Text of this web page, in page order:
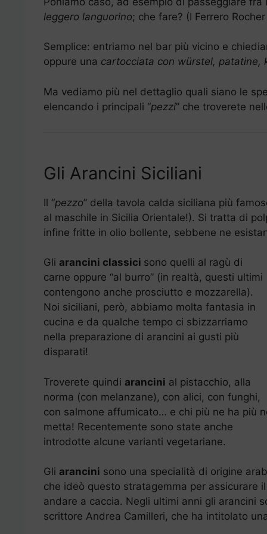
leggero languorino; che fare? (I Ferrero
Semplice: entriamo nel bar più vicino e
oppure una cartocciata con würstel, patatine,
Ma vediamo più nel dettaglio quali siano le
elencando i principali “pezzi” che troverete
Gli Arancini Siciliani
Il “pezzo” della tavola calda siciliana più
al maschile in Sicilia Orientale!). Si tratta di
infine fritte in olio bollente, sebbene ne
Gli arancini classici sono quelli al ragù di
carne oppure “al burro” (in realtà, questi ultimi
contengono anche prosciutto e mozzarella).
Noi siciliani, però, abbiamo molta fantasia in
cucina e da qualche tempo ci sbizzarriamo
nella preparazione di arancini ai gusti più
disparati!
Troverete quindi arancini al pistacchio, alla
norma (con melanzane), con alici, con funghi,
con salmone affumicato… e chi più ne ha più
metta! Recentemente sono state anche
introdotte alcune varianti vegetariane.
Gli arancini sono una specialità di origine
che ideò questo stratagemma per assicurare
andare a caccia. Negli ultimi anni gli arancini
scrittore Andrea Camilleri, che ha intitolato